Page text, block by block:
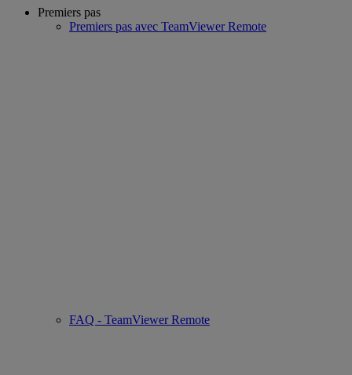
Premiers pas
Premiers pas avec TeamViewer Remote
FAQ - TeamViewer Remote